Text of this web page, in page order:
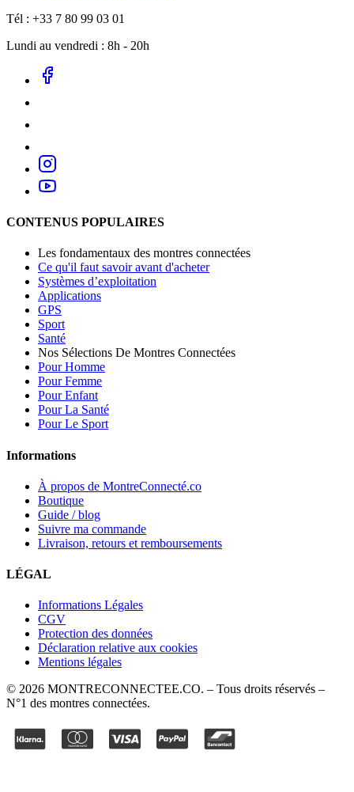
Tél : +33 7 80 99 03 01
Lundi au vendredi : 8h - 20h
CONTENUS POPULAIRES
Les fondamentaux des montres connectées
Ce qu'il faut savoir avant d'acheter
Systèmes d’exploitation
Applications
GPS
Sport
Santé
Nos Sélections De Montres Connectées
Pour Homme
Pour Femme
Pour Enfant
Pour La Santé
Pour Le Sport
Informations
À propos de MontreConnecté.co
Boutique
Guide / blog
Suivre ma commande
Livraison, retours et remboursements
LÉGAL
Informations Légales
CGV
Protection des données
Déclaration relative aux cookies
Mentions légales
© 2026 MONTRECONNECTEE.CO. – Tous droits réservés –
N°1 des montres connectées.